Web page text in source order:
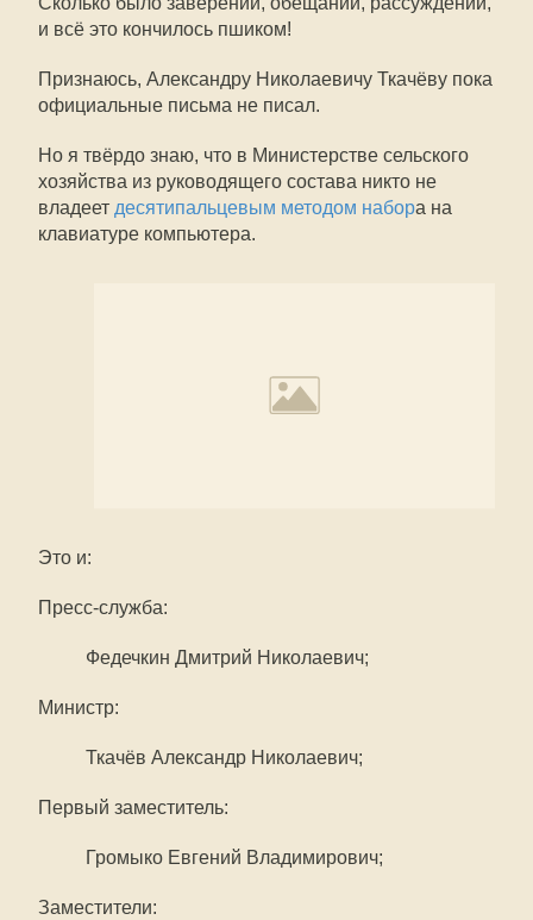
и всё это кончилось пшиком!
Признаюсь, Александру Николаевичу Ткачёву пока
официальные письма не писал.
Но я твёрдо знаю, что в Министерстве сельского
хозяйства из руководящего состава никто не
владеет десятипальцевым методом набора на
клавиатуре компьютера.
Это и:
Пресс-служба:
Федечкин Дмитрий Николаевич;
Министр:
Ткачёв Александр Николаевич;
Первый заместитель:
Громыко Евгений Владимирович;
Заместители: